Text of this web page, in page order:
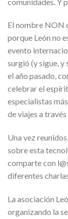
El nombre NON
porque León no
evento
surgió (y sigue, y
el año pasado,
celebrar el
especialistas
de viajes a
Una vez
sobre esta
comparte con
diferentes
La asociación
organizando la